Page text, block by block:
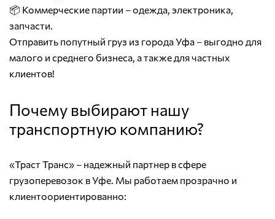
📦 Коммерческие партии – одежда, электроника,
запчасти.
Отправить попутный груз из города Уфа – выгодно для
малого и среднего бизнеса, а также для частных
клиентов!
Почему выбирают нашу
транспортную компанию?
«Траст Транс» – надежный партнер в сфере
грузоперевозок в Уфе. Мы работаем прозрачно и
клиентоориентированно: